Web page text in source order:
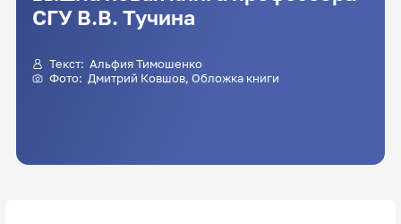
СГУ В.В. Тучина
Текст: Альфия Тимошенко
Фото: Дмитрий Ковшов, Обложка книги